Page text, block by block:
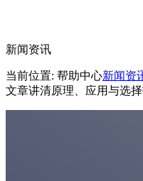
新闻资讯
当前位置: 帮助中心新闻资
文章讲清原理、应用与选